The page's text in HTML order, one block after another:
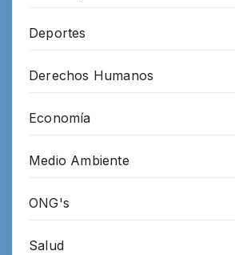
Deportes
Derechos Humanos
Economía
Medio Ambiente
ONG's
Salud